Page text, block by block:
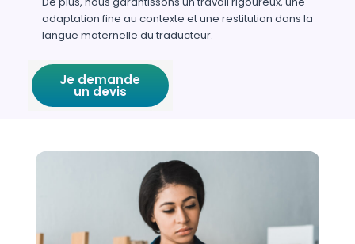
adaptation fine au contexte et une restitution dans la
langue maternelle du traducteur.
Je demande
un devis